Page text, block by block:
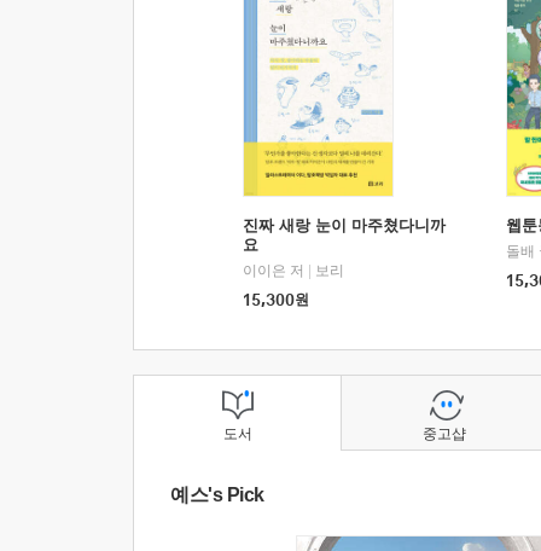
진짜 새랑 눈이 마주쳤다니까
요
이이은 저
보리
15,300원
웹
돌배
도서
예스's Pick
중고샵